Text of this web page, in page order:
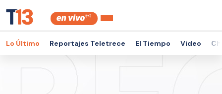
Lo Último Reportajes Teletrece El Tiempo Video